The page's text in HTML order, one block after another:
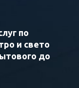
по
и свето
до